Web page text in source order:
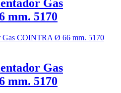
Gas
mm. 5170
Gas
mm. 5170